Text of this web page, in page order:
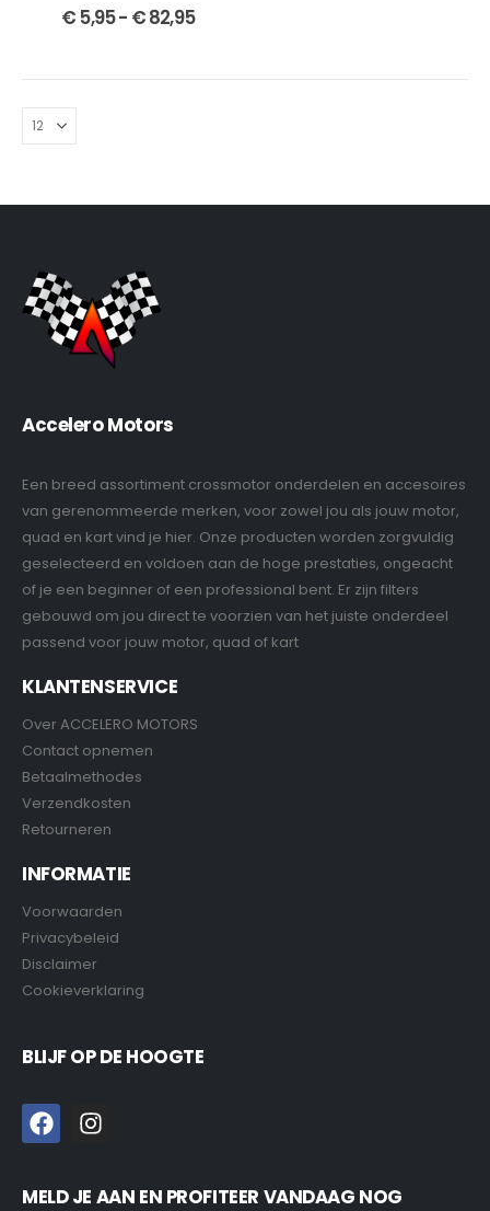
€ 5,95- €82,95
Accelero Motors
Een breed assortiment crossmotor onderdelen en accesoires
van gerenommeerde merken, voor zowel jou als jouw motor,
quad en kart vind je hier. Onze producten worden zorgvuldig
geselecteerd en voldoen aan de hoge prestaties, ongeacht
of je een beginner of een professional bent. Er zijn filters
gebouwd om jou direct te voorzien van het juiste onderdeel
passend voor jouw motor, quad of kart
KLANTENSERVICE
Over ACCELERO MOTORS
Contact opnemen
Betaalmethodes
Verzendkosten
Retourneren
INFORMATIE
Voorwaarden
Privacybeleid
Disclaimer
Cookieverklaring
BLIJF OP DE HOOGTE
MELD JE AAN EN PROFITEER VANDAAG NOG